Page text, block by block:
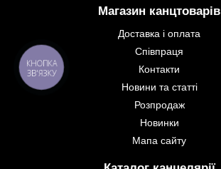
Магазин канцтоварів
Доставка і оплата
Співпраця
Контакти
Новини та статті
Розпродаж
Новинки
Мапа сайту
КНОПКА
ЗВ'ЯЗКУ